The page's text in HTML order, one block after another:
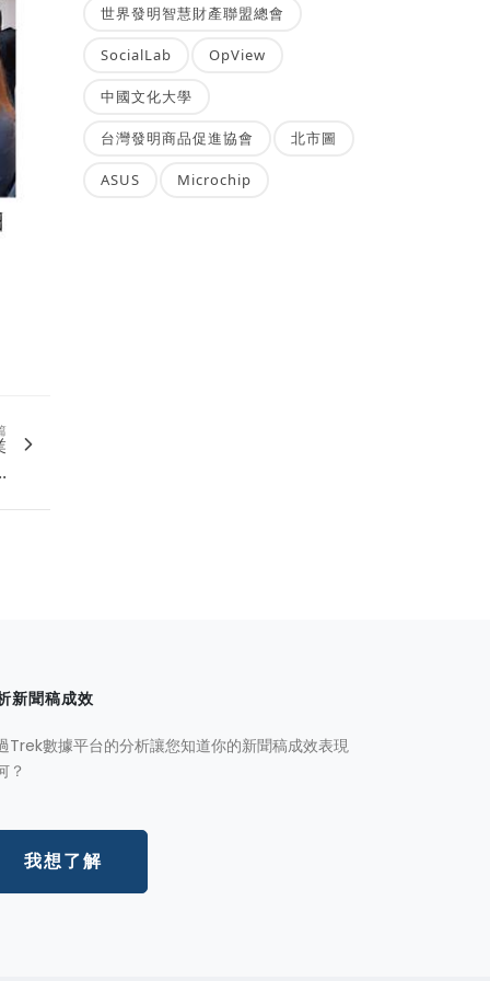
世界發明智慧財產聯盟總會
SocialLab OpView
中國文化大學
台灣發明商品促進協會 北市圖
ASUS Microchip
新聞稿成效
Trek數據平台的分析讓您知道你的新聞稿成效表現
？
我想了解